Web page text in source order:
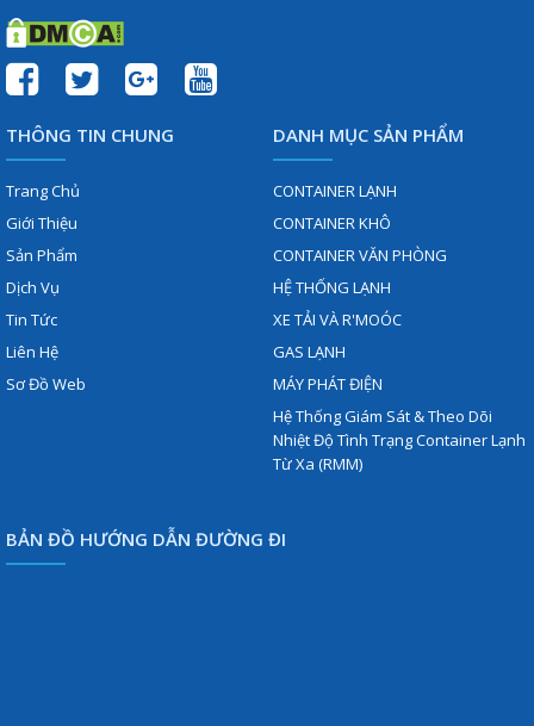
THÔNG TIN CHUNG
Trang Chủ
Giới Thiệu
Sản Phẩm
Dịch Vụ
Tin Tức
Liên Hệ
Sơ Đồ Web
DANH MỤC SẢN PHẨM
CONTAINER LẠNH
CONTAINER KHÔ
CONTAINER VĂN PHÒNG
HỆ THỐNG LẠNH
XE TẢI VÀ R'MOÓC
GAS LẠNH
MÁY PHÁT ĐIỆN
Hệ Thống Giám Sát & Theo Dõi
Nhiệt Độ Tình Trạng Container Lạnh
Từ Xa (RMM)
BẢN ĐỒ HƯỚNG DẪN ĐƯỜNG ĐI